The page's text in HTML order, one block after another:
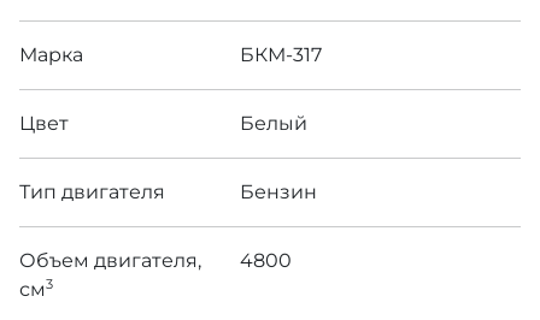
Марка БКМ-317
Цвет Белый
Тип двигателя Бензин
Объем двигателя,
см3
4800